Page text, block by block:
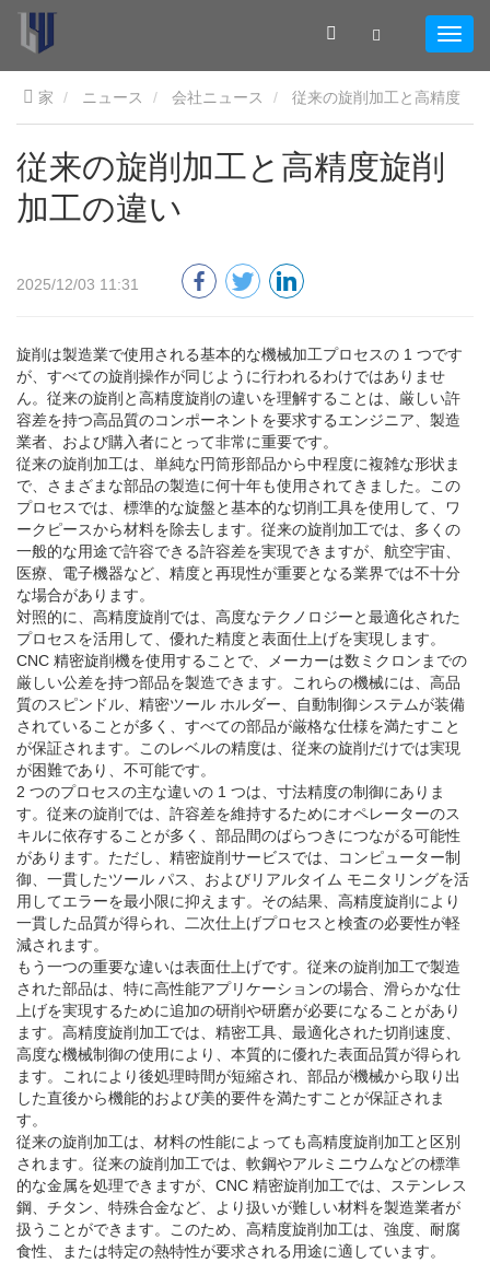
家 ニュース 会社ニュース
旋削加工の違い
従来の旋削加工と高精度旋削
加工の違い
2025/12/03 11:31
旋削は製造業で使用される基本的な機械加工プロセスの 1 つです
が、すべての旋削操作が同じように行われるわけではありませ
ん。従来の旋削と高精度旋削の違いを理解することは、厳しい許
容差を持つ高品質のコンポーネントを要求するエンジニア、製造
業者、および購入者にとって非常に重要です。
従来の旋削加工は、単純な円筒形部品から中程度に複雑な形状ま
で、さまざまな部品の製造に何十年も使用されてきました。この
プロセスでは、標準的な旋盤と基本的な切削工具を使用して、ワ
ークピースから材料を除去します。従来の旋削加工では、多くの
一般的な用途で許容できる許容差を実現できますが、航空宇宙、
医療、電子機器など、精度と再現性が重要となる業界では不十分
な場合があります。
対照的に、高精度旋削では、高度なテクノロジーと最適化された
プロセスを活用して、優れた精度と表面仕上げを実現します。
CNC 精密旋削機を使用することで、メーカーは数ミクロンまでの
厳しい公差を持つ部品を製造できます。これらの機械には、高品
質のスピンドル、精密ツール ホルダー、自動制御システムが装備
されていることが多く、すべての部品が厳格な仕様を満たすこと
が保証されます。このレベルの精度は、従来の旋削だけでは実現
が困難であり、不可能です。
2 つのプロセスの主な違いの 1 つは、寸法精度の制御にありま
す。従来の旋削では、許容差を維持するためにオペレーターのス
キルに依存することが多く、部品間のばらつきにつながる可能性
があります。ただし、精密旋削サービスでは、コンピューター制
御、一貫したツール パス、およびリアルタイム モニタリングを活
用してエラーを最小限に抑えます。その結果、高精度旋削により
一貫した品質が得られ、二次仕上げプロセスと検査の必要性が軽
減されます。
もう一つの重要な違いは表面仕上げです。従来の旋削加工で製造
された部品は、特に高性能アプリケーションの場合、滑らかな仕
上げを実現するために追加の研削や研磨が必要になることがあり
ます。高精度旋削加工では、精密工具、最適化された切削速度、
高度な機械制御の使用により、本質的に優れた表面品質が得られ
ます。これにより後処理時間が短縮され、部品が機械から取り出
した直後から機能的および美的要件を満たすことが保証されま
す。
従来の旋削加工は、材料の性能によっても高精度旋削加工と区別
されます。従来の旋削加工では、軟鋼やアルミニウムなどの標準
的な金属を処理できますが、CNC 精密旋削加工では、ステンレス
鋼、チタン、特殊合金など、より扱いが難しい材料を製造業者が
扱うことができます。このため、高精度旋削加工は、強度、耐腐
食性、または特定の熱特性が要求される用途に適しています。